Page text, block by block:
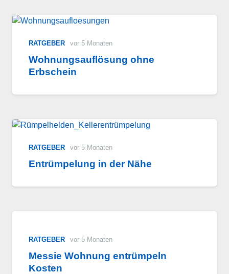
RATGEBER vor 5 Monaten
Wohnungsauflösung ohne
Erbschein
RATGEBER vor 5 Monaten
Entrümpelung in der Nähe
RATGEBER vor 5 Monaten
Messie Wohnung entrümpeln
Kosten